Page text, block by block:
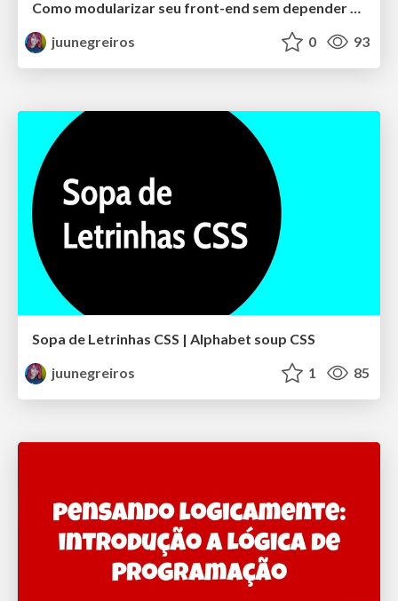
Como modularizar seu front-end sem depender de um framework
juunegreiros
0 93
Sopa de Letrinhas CSS | Alphabet soup CSS
juunegreiros
1 85